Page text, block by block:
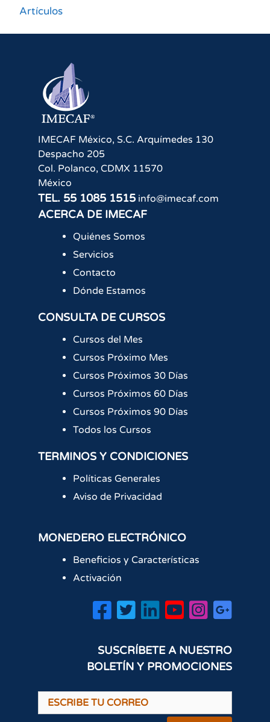
Artículos
IMECAF México, S.C. Arquímedes 130
Despacho 205
Col. Polanco, CDMX 11570
México
TEL. 55 1085 1515 info@imecaf.com
ACERCA DE IMECAF
Quiénes Somos
Servicios
Contacto
Dónde Estamos
CONSULTA DE CURSOS
Cursos del Mes
Cursos Próximo Mes
Cursos Próximos 30 Días
Cursos Próximos 60 Días
Cursos Próximos 90 Días
Todos los Cursos
TERMINOS Y CONDICIONES
Políticas Generales
Aviso de Privacidad
MONEDERO ELECTRÓNICO
Beneficios y Características
Activación
SUSCRÍBETE A NUESTRO
BOLETÍN Y PROMOCIONES